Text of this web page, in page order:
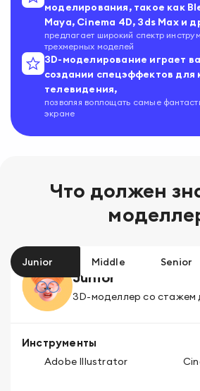
моделирования, такое как
Maya, Cinema 4D, 3ds Max и
предлагает широкий спектр
трехмерных моделей
3D-моделирование играет
создании спецэффектов для
телевидения,
позволяя воплощать самые
экране
Что должен
Junior
3D-моделлер со стажем
Junior Middle Senior
Инструменты
Adobe Illustrator